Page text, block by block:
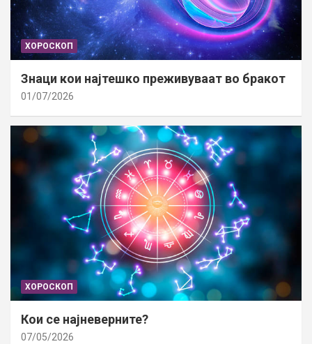
ХОРОСКОП
Знаци кои најтешко преживуваат во бракот
01/07/2026
ХОРОСКОП
Кои се најневерните?
07/05/2026